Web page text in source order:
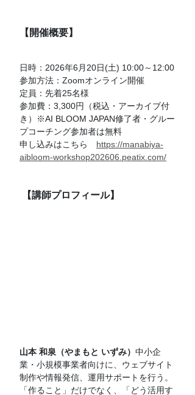
【開催概要】
日時：2026年6月20日(土) 10:00～12:00
参加方法：Zoomオンライン開催
定員：先着25名様
参加費：3,300円（税込・アーカイブ付
き）※AI BLOOM JAPAN修了者・グルー
プコーチング参加者は無料
申し込みはこちら https://manabiya-
aibloom-workshop202606.peatix.com/
【講師プロフィール】
山本 和泉（やまもと いずみ） 中小企
業・小規模事業者向けに、ウェブサイト
制作や情報発信、運用サポートを行う。
「作ること」だけでなく、「どう活用す